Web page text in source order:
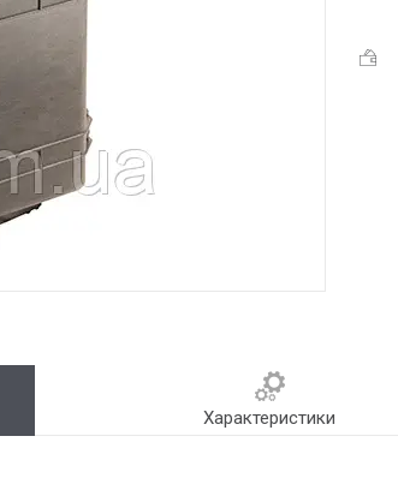
Характеристики